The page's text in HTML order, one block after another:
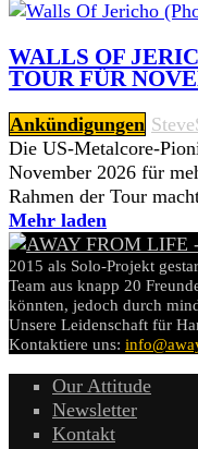
WALLS OF
TOUR FÜR
Ankündigungen
Die US-Metalcore-
November 2026 für
Rahmen der Tour
Mehr laden
2015 als Solo-Projekt
Team aus knapp 20
könnten, jedoch durch
Unsere Leidenschaft für
Kontaktiere uns:
Our Attitude
Newsletter
Kontakt